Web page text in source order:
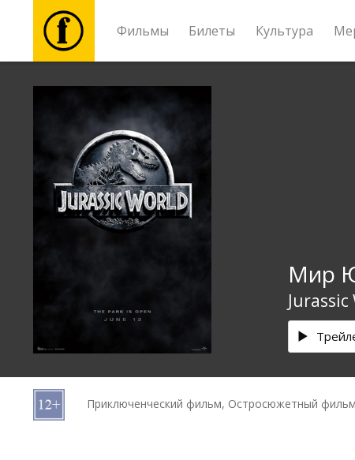
Фильмы Билеты Культура
Фильмы
Билеты
Культура
Мероприятия
Подарки
B2B
Мир
Jurassic
Приключенческий фильм, Остросюжетный